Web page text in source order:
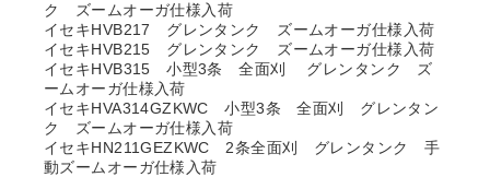
ク ズームオーガ仕様入荷
イセキHVB217 グレンタンク ズームオーガ仕様入荷
イセキHVB215 グレンタンク ズームオーガ仕様入荷
イセキHVB315 小型3条 全面刈 グレンタンク ズ
ームオーガ仕様入荷
イセキHVA314GZKWC 小型3条 全面刈 グレンタン
ク ズームオーガ仕様入荷
イセキHN211GEZKWC 2条全面刈 グレンタンク 手
動ズームオーガ仕様入荷